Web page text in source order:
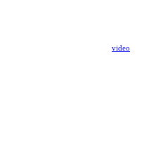
video